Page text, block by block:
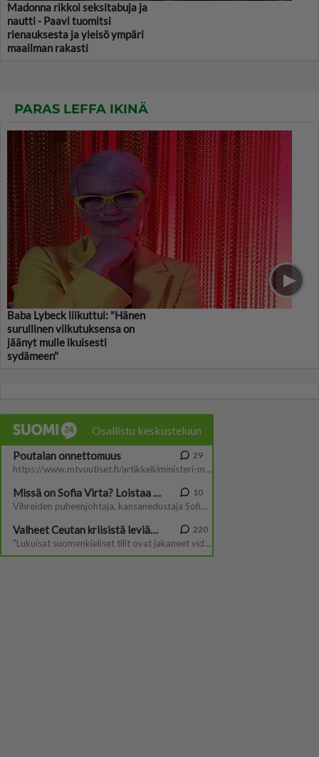
Madonna rikkoi seksitabuja ja
nautti - Paavi tuomitsi
rienauksesta ja yleisö ympäri
maailman rakasti
PARAS LEFFA IKINÄ
Baba Lybeck liikuttui: "Hänen
surullinen vilkutuksensa on
jäänyt mulle ikuisesti
sydämeen"